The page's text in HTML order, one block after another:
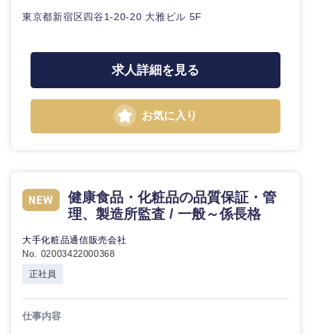
経営ボー
SCM
人事
サービス
事業企画・事業開発
新規事業企画・立上げ
M&A・事業投資
政策渉外
マーケティング
サービス
クリエイティブ
コンサルタント
素材・化学・金属
メディカル・ヘルスケア・ライフサイエンス
金融
山形県
20代
急募 第二新卒
上場企業
外資系企業 英語を活かす
東京都新宿区四谷1-20-20 大雅ビル 5F
求人詳細を見る
お気に入り
健康食品・化粧品の品質保証・管
理、製造所監査 / 一般～係長格
大手化粧品通信販売会社
No. 02003422000368
正社員
仕事内容